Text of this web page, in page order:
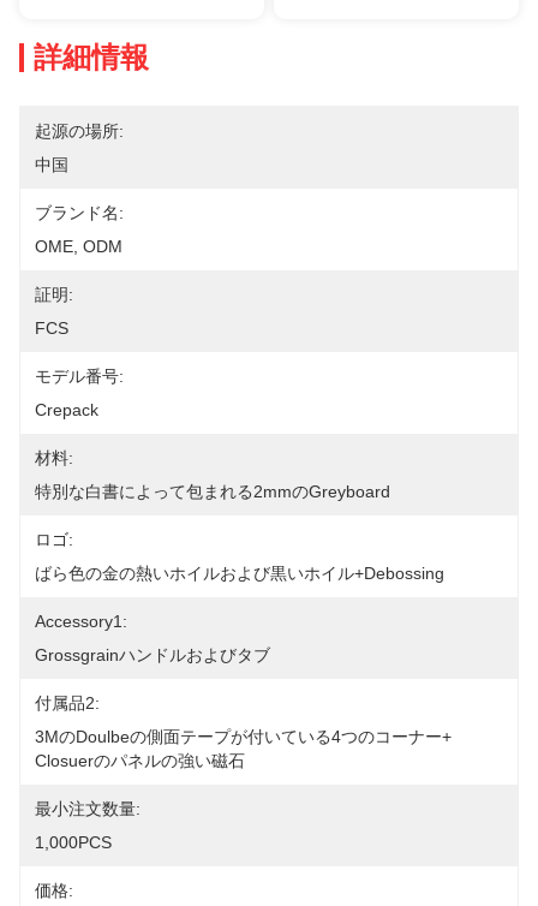
詳細情報
起源の場所:
中国
ブランド名:
OME, ODM
証明:
FCS
モデル番号:
Crepack
材料:
特別な白書によって包まれる2mmのgreyboard
ロゴ:
ばら色の金の熱いホイルおよび黒いホイル+debossing
Accessory1:
Grossgrainハンドルおよびタブ
付属品2:
3Mのdoulbeの側面テープが付いている4つのコーナー+
Closuerのパネルの強い磁石
最小注文数量:
1,000PCS
価格: